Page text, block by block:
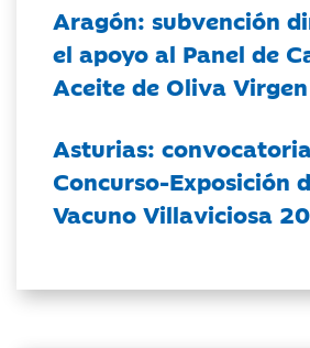
Aragón: subvención
el apoyo al Panel de
Aceite de Oliva
Asturias:
Concurso-Exposición
Vacuno Villaviciosa